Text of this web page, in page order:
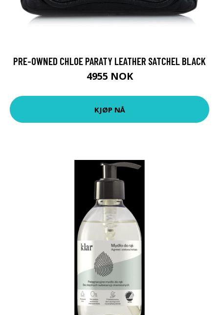
PRE-OWNED CHLOE PARATY LEATHER SATCHEL BLACK
4955 NOK
KJØP NÅ